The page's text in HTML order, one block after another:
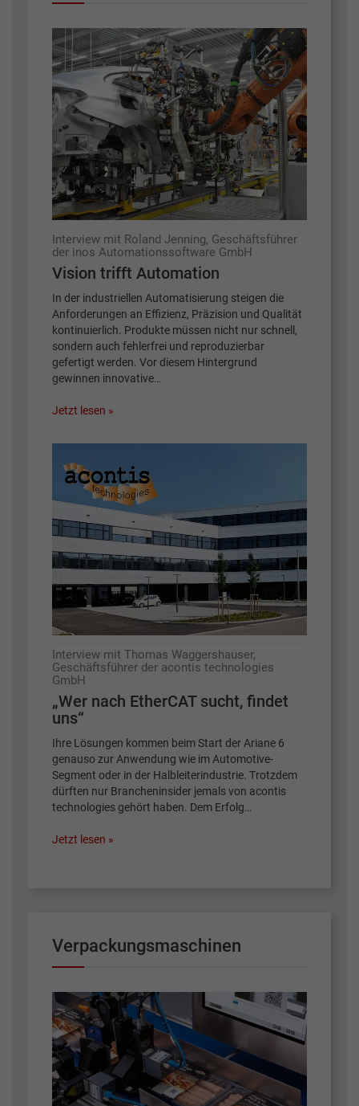
Interview mit Roland Jenning, Geschäftsführer
der inos Automationssoftware GmbH
Vision trifft Automation
In der industriellen Automatisierung steigen die
Anforderungen an Effizienz, Präzision und Qualität
kontinuierlich. Produkte müssen nicht nur schnell,
sondern auch fehlerfrei und reproduzierbar
gefertigt werden. Vor diesem Hintergrund
gewinnen innovative…
Jetzt lesen »
Interview mit Thomas Waggershauser,
Geschäftsführer der acontis technologies
GmbH
„Wer nach EtherCAT sucht, findet
uns“
Ihre Lösungen kommen beim Start der Ariane 6
genauso zur Anwendung wie im Automotive-
Segment oder in der Halbleiterindustrie. Trotzdem
dürften nur Brancheninsider jemals von acontis
technologies gehört haben. Dem Erfolg…
Jetzt lesen »
Verpackungsmaschinen